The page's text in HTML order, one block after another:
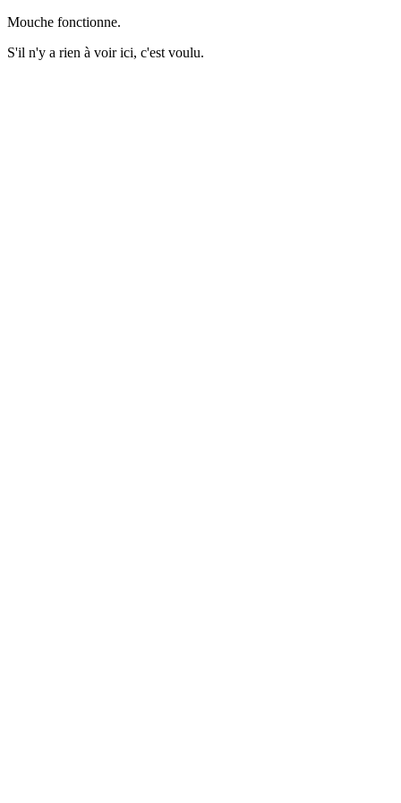
Mouche fonctionne.
S'il n'y a rien à voir ici, c'est voulu.